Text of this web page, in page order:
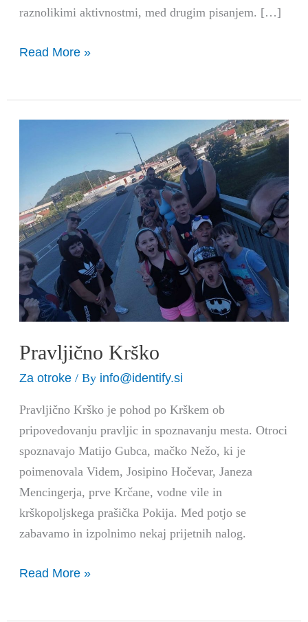
raznolikimi aktivnostmi, med drugim pisanjem. […]
Read More »
Pravljično Krško
Za otroke / By info@identify.si
Pravljično Krško je pohod po Krškem ob
pripovedovanju pravljic in spoznavanju mesta. Otroci
spoznavajo Matijo Gubca, mačko Nežo, ki je
poimenovala Videm, Josipino Hočevar, Janeza
Mencingerja, prve Krčane, vodne vile in
krškopoljskega prašička Pokija. Med potjo se
zabavamo in izpolnimo nekaj prijetnih nalog.
Read More »